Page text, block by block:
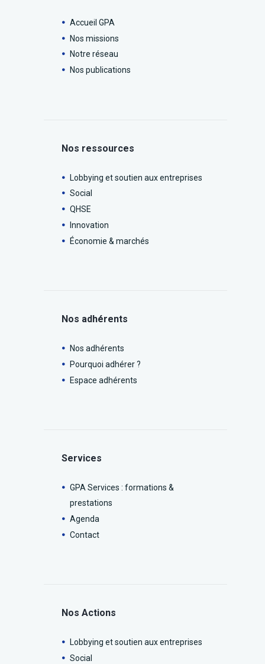
Accueil GPA
Nos missions
Notre réseau
Nos publications
Nos ressources
Lobbying et soutien aux entreprises
Social
QHSE
Innovation
Économie & marchés
Nos adhérents
Nos adhérents
Pourquoi adhérer ?
Espace adhérents
Services
GPA Services : formations &
prestations
Agenda
Contact
Nos Actions
Lobbying et soutien aux entreprises
Social